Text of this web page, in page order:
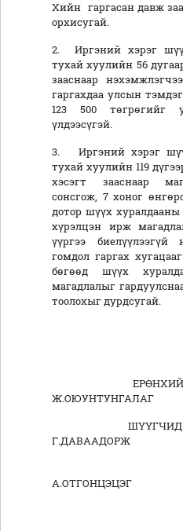
Хийн гаргасан давж
орхисугай.
2. Иргэний хэрэг
тухай хуулийн 56
зааснаар
гаргахдаа улсын
123 500 төгрөгийг
үлдээсүгэй.
3. Иргэний хэрэг
тухай хуулийн 119
хэсэгт зааснаар
сонсгож, 7 хоног
дотор шүүх
хүрэлцэн ирж
үүргээ
гомдол гаргах
бөгөөд шүүх
магадлалыг
тоолохыг дурдсугай.
Ж.ОЮУНТУНГАЛАГ
Г.ДАВААДОРЖ
А.ОТГОНЦЭЦЭГ